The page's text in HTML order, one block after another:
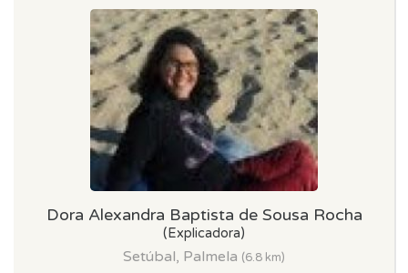
Dora Alexandra Baptista de Sousa Rocha
(Explicadora)
Setúbal, Palmela (6.8 km)